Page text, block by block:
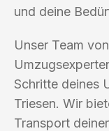
und deine
Unser Team
Schritte deines
Triesen. Wir
Transport deiner